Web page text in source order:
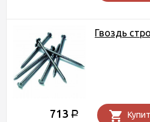
Гвоздь
713 Р